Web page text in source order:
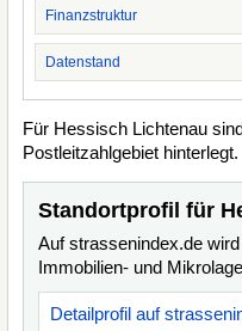
Finanzstruktur
Datenstand
Für Hessisch Lichtenau
Postleitzahlgebiet hinterlegt.
Standortprofil für
Auf strassenindex.de
Immobilien- und
Detailprofil auf